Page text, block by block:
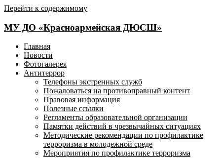
Перейти к содержимому
МУ ДО «Красноармейская ДЮСШ»
Главная
Новости
Фотогалерея
Антитеррор
Телефоны экстренных служб
Пожаловаться на противоправный контент
Правовая информация
Полезные ссылки
Регламенты образовательной организации
Памятки действий в чрезвычайных ситуациях
Методические рекомендации по профилактике
терроризма в молодежной среде
Мероприятия по профилактике терроризма